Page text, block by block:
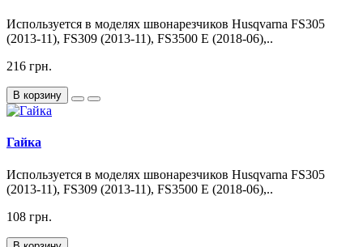
Используется в моделях швонарезчиков Husqvarna FS305
(2013-11), FS309 (2013-11), FS3500 E (2018-06),..
216 грн.
В корзину
Гайка
Используется в моделях швонарезчиков Husqvarna FS305
(2013-11), FS309 (2013-11), FS3500 E (2018-06),..
108 грн.